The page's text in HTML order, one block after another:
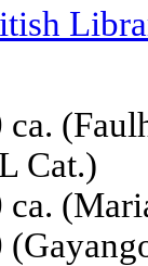
ca.
Cat.)
ca.